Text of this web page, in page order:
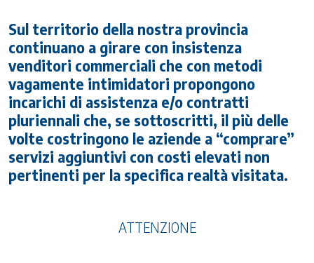
Sul territorio della nostra provincia
continuano a girare con insistenza
venditori commerciali che con metodi
vagamente intimidatori propongono
incarichi di assistenza e/o contratti
pluriennali che, se sottoscritti, il più delle
volte costringono le aziende a “comprare”
servizi aggiuntivi con costi elevati non
pertinenti per la specifica realtà visitata.
ATTENZIONE